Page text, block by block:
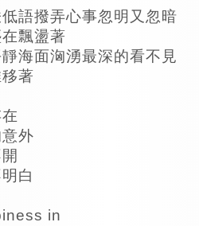
語撥弄心事忽明又忽暗
飄盪著
海面洶湧最深的看不見
著
外
白
in